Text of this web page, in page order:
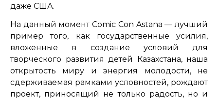
даже США.
На данный момент Comic Con Astana — лучший
пример того, как государственные усилия,
вложенные в создание условий для
творческого развития детей Казахстана, наша
открытость миру и энергия молодости, не
сдерживаемая рамками условностей, рождают
проект, приносящий не только радость, но и